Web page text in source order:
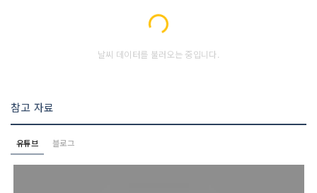
Loading...
날씨 데이터를 불러오는 중입니다.
참고 자료
유튜브 블로그